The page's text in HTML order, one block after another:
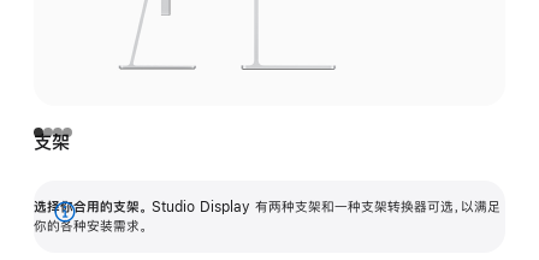
支架
选择你合用的支架。 Studio Display 有两种支架和一种支架转换器可选，以满足
你的各种安装需求。
展